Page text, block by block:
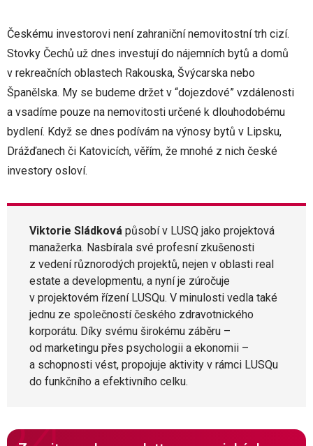
Českému investorovi není zahraniční nemovitostní trh cizí.
Stovky Čechů už dnes investují do nájemních bytů a domů
v rekreačních oblastech Rakouska, Švýcarska nebo
Španělska. My se budeme držet v “dojezdové” vzdálenosti
a vsadíme pouze na nemovitosti určené k dlouhodobému
bydlení. Když se dnes podívám na výnosy bytů v Lipsku,
Drážďanech či Katovicích, věřím, že mnohé z nich české
investory osloví.
Viktorie Sládková působí v LUSQ jako projektová
manažerka. Nasbírala své profesní zkušenosti
z vedení různorodých projektů, nejen v oblasti real
estate a developmentu, a nyní je zúročuje
v projektovém řízení LUSQu. V minulosti vedla také
jednu ze společností českého zdravotnického
korporátu. Díky svému širokému záběru –
od marketingu přes psychologii a ekonomii –
a schopnosti vést, propojuje aktivity v rámci LUSQu
do funkčního a efektivního celku.